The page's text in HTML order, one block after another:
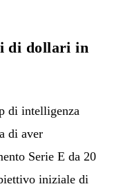
di dollari in
di intelligenza
di aver
Serie E da 20
iniziale di